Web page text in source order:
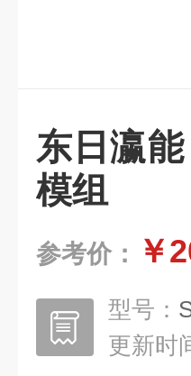
东日瀛
模组
参考价： ￥
型号：
更新时